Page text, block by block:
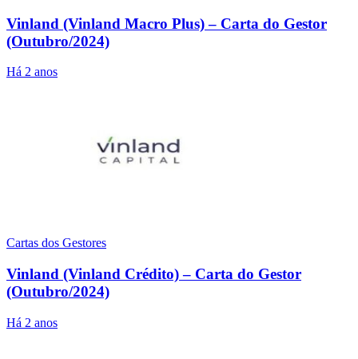
Vinland (Vinland Macro Plus) – Carta do Gestor
(Outubro/2024)
Há 2 anos
Cartas dos Gestores
Vinland (Vinland Crédito) – Carta do Gestor
(Outubro/2024)
Há 2 anos